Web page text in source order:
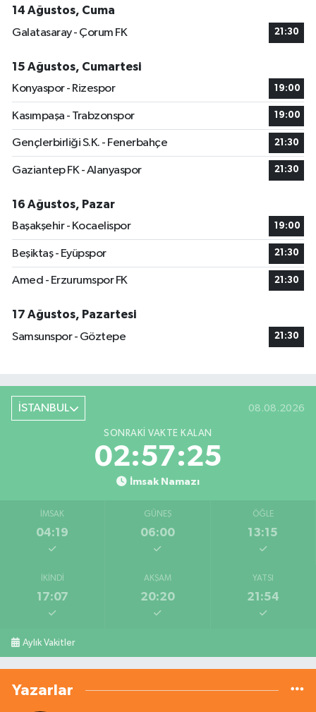
14 Ağustos, Cuma
Galatasaray - Çorum FK
21:30
15 Ağustos, Cumartesi
Konyaspor - Rizespor
19:00
Kasımpaşa - Trabzonspor 19:00
Gençlerbirliği S.K. - Fenerbahçe 21:30
Gaziantep FK - Alanyaspor 21:30
16 Ağustos, Pazar
Başakşehir - Kocaelispor
19:00
Beşiktaş - Eyüpspor 21:30
Amed - Erzurumspor FK 21:30
17 Ağustos, Pazartesi
Samsunspor - Göztepe
21:30
İSTANBUL 08.08.2026
SONRAKI VAKTE KALAN
02:57:25
İmsak Namazı
İMSAK
04:19
GÜNEŞ
06:00
ÖĞLE
13:15
İKINDI
17:07
AKŞAM
20:20
YATSI
21:54
Aylık Vakitler
Yazarlar